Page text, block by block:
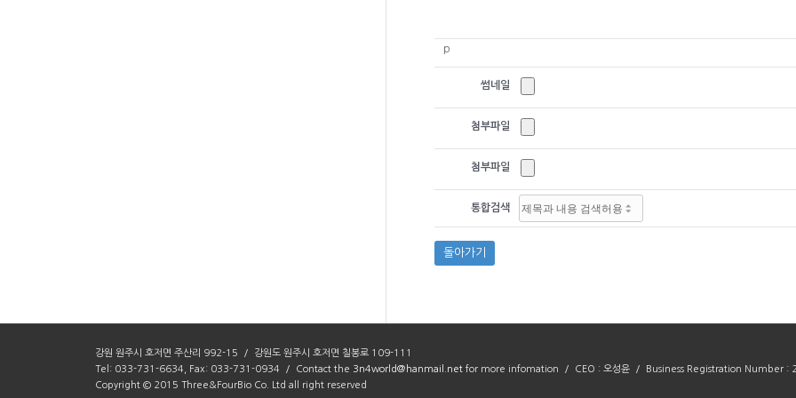
p
썸네일
첨부파일
첨부파일
통합검색
돌아가기
강원 원주시 호저면 주산리 992-15 / 강원도 원주시 호저면 칠봉로 109-111
Tel: 033-731-6634, Fax: 033-731-0934 / Contact the 3n4world@hanmail.net for more infomation / CEO : 오성윤 / Business Registration Number :
Copyright © 2015 Three&FourBio Co. Ltd all right reserved